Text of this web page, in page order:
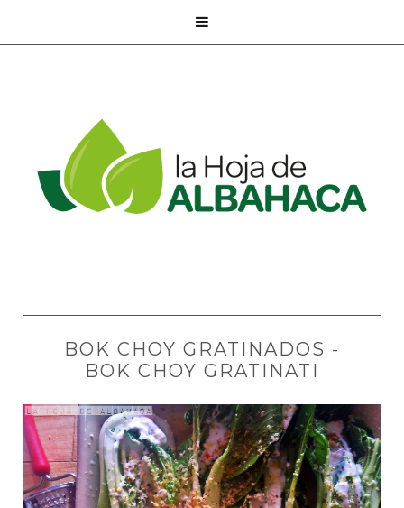

BOK CHOY GRATINADOS -
BOK CHOY GRATINATI